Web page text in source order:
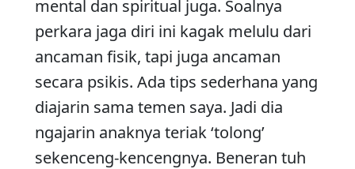
mental dan spiritual juga. Soalnya
perkara jaga diri ini kagak melulu dari
ancaman fisik, tapi juga ancaman
secara psikis. Ada tips sederhana yang
diajarin sama temen saya. Jadi dia
ngajarin anaknya teriak ‘tolong’
sekenceng-kencengnya. Beneran tuh